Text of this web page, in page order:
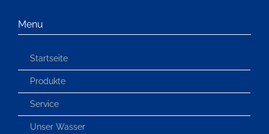
Menu
Startseite
Produkte
Service
Unser Wasser